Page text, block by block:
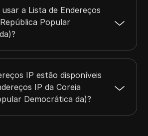
a Lista de Endereços
Popular
IP estão disponíveis
IP da Coreia
Democrática da)?